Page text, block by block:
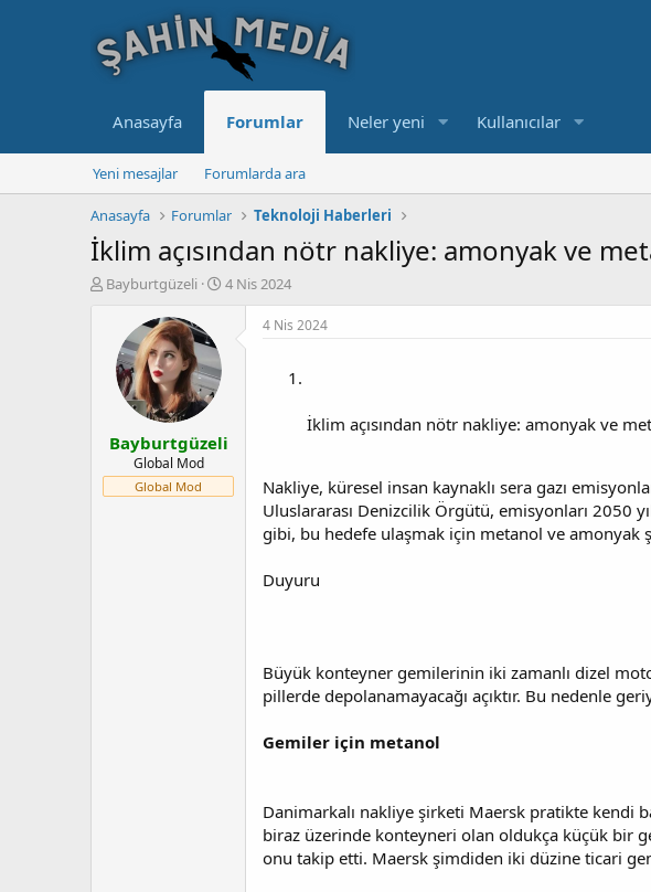
Anasayfa Forumlar Neler yeni Kullanıcılar
Yeni mesajlar Forumlarda ara
Anasayfa Forumlar Teknoloji Haberleri
İklim açısından nötr nakliye: amonyak ve
K
ş
a
t
Bayburtgüzeli
B
ç
a
r
4 Nis 2024
Bayburtgüzeli
Global Mod
Global Mod
4 Nis 2024
İklim açısından nötr nakliye: amonyak ve
Nakliye, küresel insan kaynaklı sera gazı
Uluslararası Denizcilik Örgütü, emisyonları 2050
gibi, bu hedefe ulaşmak için metanol ve amonyak
Duyuru
Büyük konteyner gemilerinin iki zamanlı dizel
pillerde depolanamayacağı açıktır. Bu nedenle
Gemiler için metanol
Danimarkalı nakliye şirketi Maersk pratikte kendi
biraz üzerinde konteyneri olan oldukça küçük bir
onu takip etti. Maersk şimdiden iki düzine ticari